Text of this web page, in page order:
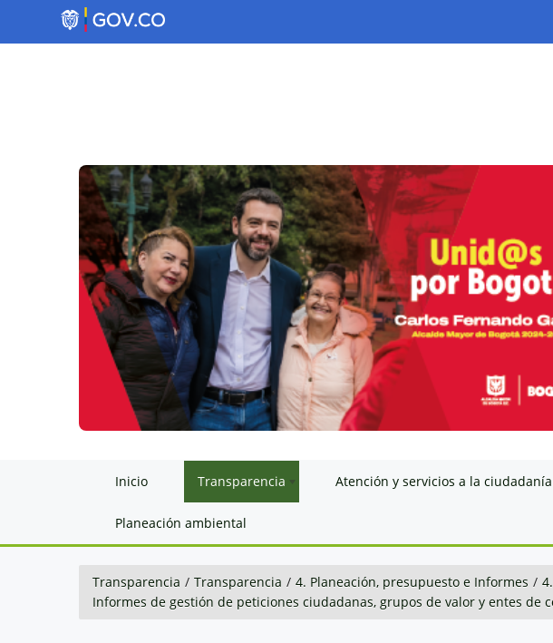
Inicio Transparencia Atención y servicios a la ciudadanía
Planeación ambiental
Transparencia / Transparencia / 4. Planeación, presupuesto e Informes /
Informes de gestión de peticiones ciudadanas, grupos de valor y entes de